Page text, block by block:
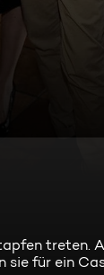
treten.
für ein